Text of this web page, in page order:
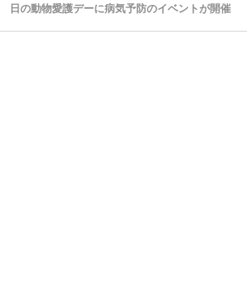
日の動物愛護デーに病気予防のイベントが開催